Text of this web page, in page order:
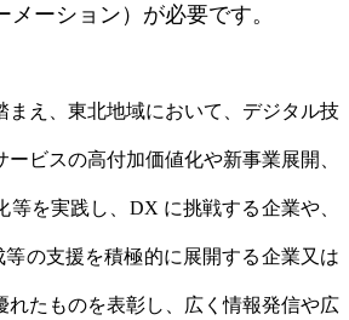
ーション）が必要です。
え、東北地域において、デジタル技
ビスの高付加価値化や新事業展開、
等を実践し、DX に挑戦する企業や、
の支援を積極的に展開する企業又は
れたものを表彰し、広く情報発信や広